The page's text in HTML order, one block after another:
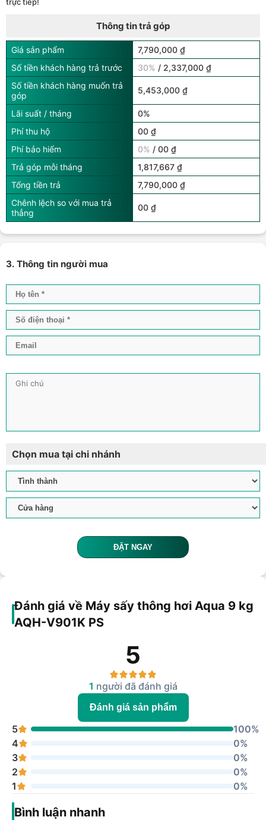
trực tiếp!
Thông tin trả góp
Giá sản phẩm
7,790,000 ₫
Số tiền khách hàng trả trước
30% / 2,337,000 ₫
Số tiền khách hàng muốn trả
góp
5,453,000 ₫
Lãi suất / tháng
0%
Phí thu hộ
00 ₫
Phí bảo hiểm
0% / 00 ₫
Trả góp mỗi tháng
1,817,667 ₫
Tổng tiền trả
7,790,000 ₫
Chênh lệch so với mua trả
thẳng
00 ₫
3. Thông tin người mua
Chọn mua tại chi nhánh
ĐẶT NGAY
Đánh giá về Máy sấy thông hơi Aqua 9 kg
AQH-V901K PS
5
1 người đã đánh giá
Đánh giá sản phẩm
5
100%
4
0%
3
0%
2
0%
1
0%
Bình luận nhanh